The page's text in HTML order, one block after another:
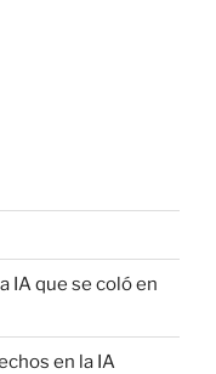
IA que se coló en
en la IA